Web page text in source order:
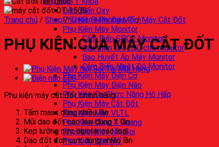
Cảm Biến Oxy
Phụ Kiện Máy Điện Tim
Phụ Kiện Máy Monitor
Cảm Biến SPO2 Monitor
Cáp điện tim ECG cho monitor
Bao Huyết Áp Máy Monitor
Cảm Biến Nhiệt Độ Monitor
Phụ Kiện Máy Điện Cơ
Phụ Kiện Máy Điện Não
Phụ Kiện Đo Chức Năng Hô Hấp
Phụ Kiện Máy Cắt Đốt
Phụ Kiện Máy VLTL
Phụ Kiện Chụp X Quang
Phụ Kiện Máy Nội Soi
Phụ Kiện Đèn Mổ
Trang chủ / Shop / Thiết Bị Phòng Mổ / Máy Cắt Đốt
PHỤ KIỆN CỦA MÁY CẮT ĐỐT
Phụ kiện máy cắt đốt chính hãng:
Tấm mass dùng nhiều lần
Mũi dao đốt các loại dùng 1 lần
Kẹp lưỡng cực bipolar các loại
Dao đốt đơn cực dùng nhiều lần